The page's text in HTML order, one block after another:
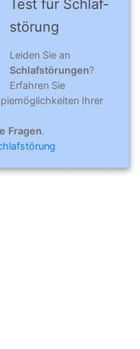
Test für Schlaf­
stö­rung
Leiden Sie an
Schlafstörungen?
Erfahren Sie
Ihrer
Fragen.